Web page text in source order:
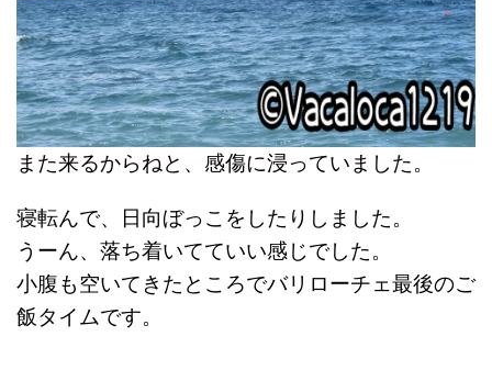
また来るからねと、感傷に浸っていました。
寝転んで、日向ぼっこをしたりしました。
うーん、落ち着いてていい感じでした。
小腹も空いてきたところでバリローチェ最後のご
飯タイムです。